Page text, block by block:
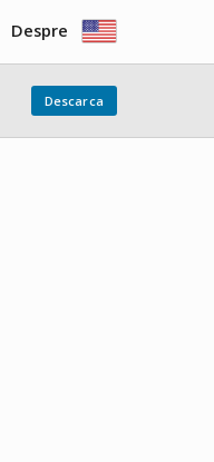
Despre
Descarca